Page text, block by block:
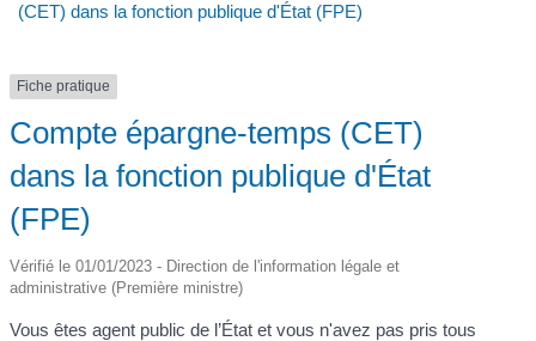
(CET) dans la fonction publique d'État (FPE)
Fiche pratique
Compte épargne-temps (CET)
dans la fonction publique d'État
(FPE)
Vérifié le 01/01/2023 - Direction de l'information légale et
administrative (Première ministre)
Vous êtes agent public de l’État et vous n'avez pas pris tous